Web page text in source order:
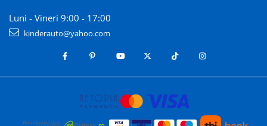
Luni - Vineri 9:00 - 17:00
kinderauto@yahoo.com